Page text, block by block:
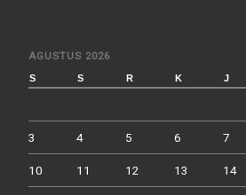
AGUSTUS 2026
S S R K J
3 4 5 6 7
10 11 12 13 14